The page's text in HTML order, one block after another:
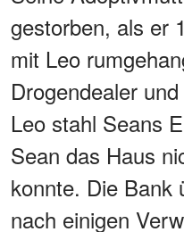
gestorben, als er
mit Leo
Drogendealer
Leo stahl Seans
Sean das Haus
konnte. Die Bank
nach einigen